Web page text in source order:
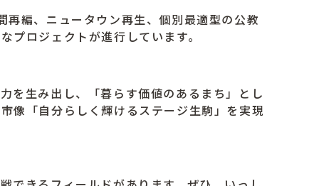
編、ニュータウン再生、個別最適型の公教
ロジェクトが進行しています。
生み出し、「暮らす価値のあるまち」とし
像「自分らしく輝けるステージ生駒」を実現